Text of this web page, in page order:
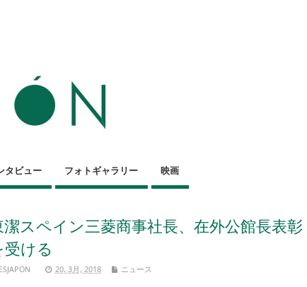
タビュー フォトギャラリー 映画
潔スペイン三菱商事社長、在外公館長表彰
受ける
20, 3月, 2018 ニュース